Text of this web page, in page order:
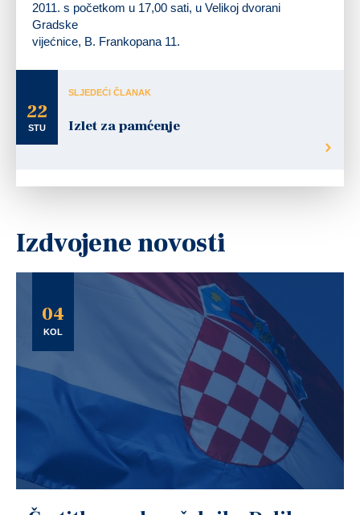
2011. s početkom u 17,00 sati, u Velikoj dvorani
Gradske
vijećnice, B. Frankopana 11.
22
STU
SLJEDEĆI ČLANAK
Izlet za pamćenje
Izdvojene novosti
04
KOL